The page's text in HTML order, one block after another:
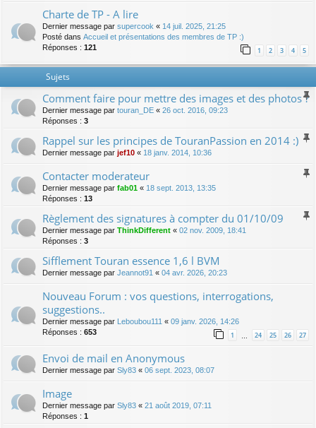
Charte de TP - A lire
Dernier message par supercook « 14 juil. 2025, 21:25
Posté dans Accueil et présentations des membres de TP :)
Réponses : 121 1 2 3 4 5
Sujets
Comment faire pour mettre des images et des photos ?
Dernier message par touran_DE « 26 oct. 2016, 09:23
Réponses : 3
Rappel sur les principes de TouranPassion en 2014 :)
Dernier message par jef10 « 18 janv. 2014, 10:36
Contacter moderateur
Dernier message par fab01 « 18 sept. 2013, 13:35
Réponses : 13
Règlement des signatures à compter du 01/10/09
Dernier message par ThinkDifferent « 02 nov. 2009, 18:41
Réponses : 3
Sifflement Touran essence 1,6 l BVM
Dernier message par Jeannot91 « 04 avr. 2026, 20:23
Nouveau Forum : vos questions, interrogations,
suggestions..
Dernier message par Leboubou111 « 09 janv. 2026, 14:26
Réponses : 653 1 … 24 25 26 27
Envoi de mail en Anonymous
Dernier message par Sly83 « 06 sept. 2023, 08:07
Image
Dernier message par Sly83 « 21 août 2019, 07:11
Réponses : 1